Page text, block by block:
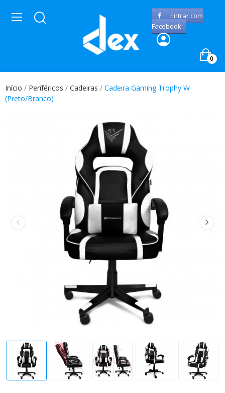
Entrar com
Facebook
0
Início Periféricos Cadeiras
Cadeira Gaming Trophy W
(Preto/Branco)